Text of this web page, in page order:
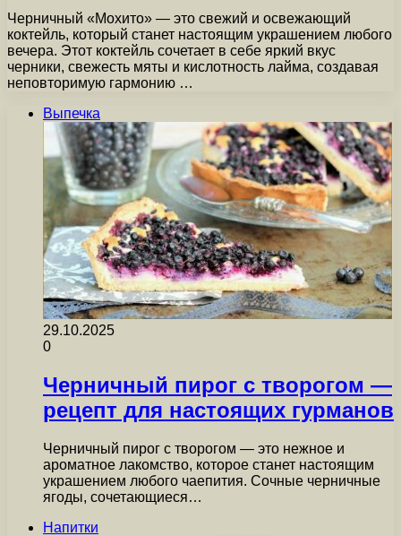
Черничный «Мохито» — это свежий и освежающий
коктейль, который станет настоящим украшением любого
вечера. Этот коктейль сочетает в себе яркий вкус
черники, свежесть мяты и кислотность лайма, создавая
неповторимую гармонию …
Выпечка
29.10.2025
0
Черничный пирог с творогом —
рецепт для настоящих гурманов
Черничный пирог с творогом — это нежное и
ароматное лакомство, которое станет настоящим
украшением любого чаепития. Сочные черничные
ягоды, сочетающиеся…
Напитки